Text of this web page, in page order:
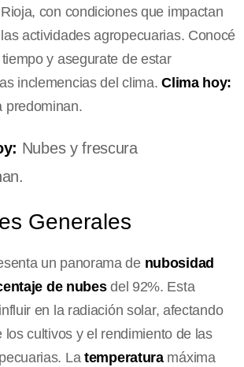
con condiciones que impactan
actividades agropecuarias. Conocé
y asegurate de estar
inclemencias del clima.Clima hoy:
predominan.
Nubes y frescura
Generales
un panorama de nubosidad
de nubesdel 92%. Esta
en la radiación solar, afectando
los cultivos y el rendimiento de las
La temperaturamáxima